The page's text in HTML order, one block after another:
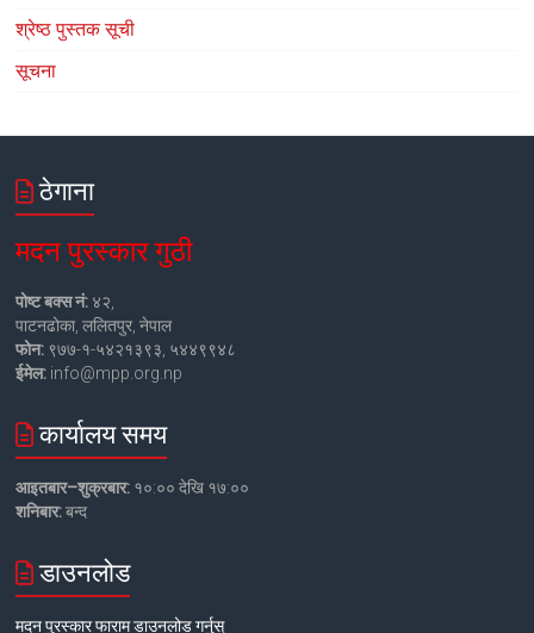
श्रेष्ठ पुस्तक सूची
सूचना
ठेगाना
मदन पुरस्कार गुठी
पोष्ट बक्स नं: ४२,
पाटनढोका, ललितपुर, नेपाल
फोन: ९७७-१-५४२१३९३, ५४४९९४८
ईमेल: info@mpp.org.np
कार्यालय समय
आइतबार–शुक्रबार: १०:०० देखि १७:००
शनिबार:बन्द
डाउनलोड
मदन पुरस्कार फाराम डाउनलोड गर्नुस्